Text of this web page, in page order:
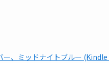
、ミッドナイトブルー